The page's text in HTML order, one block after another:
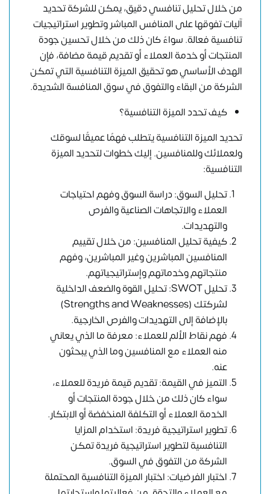
من خلال تحليل تنافسي دقيق، يمكن للشركة تحديد
آليات تفوقها على المنافس المباشر وتطوير استراتيجيات
تنافسية فعالة. سواءً كان ذلك من خلال تحسين جودة
المنتجات أو خدمة العملاء أو تقديم قيمة مضافة، فإن
الهدف الأساسي هو تحقيق الميزة التنافسية التي تمكن
الشركة من البقاء والتفوق في سوق المنافسة الشديدة.
كيف تحدد الميزة التنافسية؟
تحديد الميزة التنافسية يتطلب فهمًا عميقًا لسوقك
ولعملائك وللمنافسين. إليك خطوات لتحديد الميزة
التنافسية:
تحليل السوق: دراسة السوق وفهم احتياجات
العملاء والاتجاهات الصناعية والفرص
والتهديدات.
كيفية تحليل المنافسين: من خلال تقييم
المنافسين المباشرين وغير المباشرين، وفهم
منتجاتهم وخدماتهم وإستراتيجياتهم.
تحليل SWOT: تحليل القوة والضعف الداخلية
لشركتك (Strengths and Weaknesses)
بالإضافة إلى التهديدات والفرص الخارجية.
فهم نقاط الألم للعملاء: معرفة ما الذي يعاني
منه العملاء مع المنافسين وما الذي يبحثون
عنه.
التميز في القيمة: تقديم قيمة فريدة للعملاء،
سواء كان ذلك من خلال جودة المنتجات أو
الخدمة العملاء أو التكلفة المنخفضة أو الابتكار.
تطوير استراتيجية فريدة: استخدام المزايا
التنافسية لتطوير استراتيجية فريدة تمكن
الشركة من التفوق في السوق.
اختبار الفرضيات: اختبار الميزة التنافسية المحتملة